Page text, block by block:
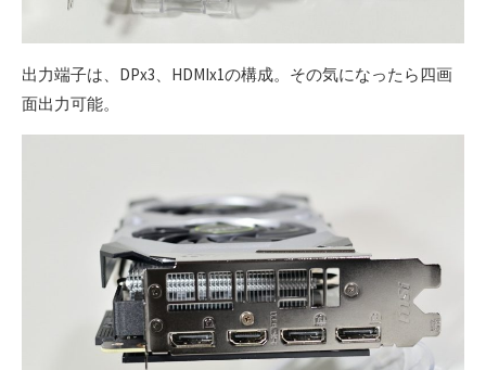
出力端子は、DPx3、HDMIx1の構成。その気になったら四画
面出力可能。